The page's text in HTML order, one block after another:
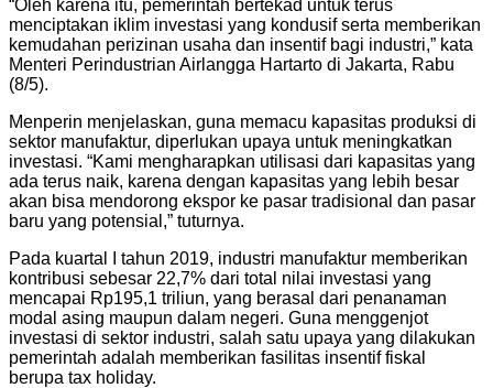
“Oleh karena itu, pemerintah bertekad untuk terus
menciptakan iklim investasi yang kondusif serta memberikan
kemudahan perizinan usaha dan insentif bagi industri,” kata
Menteri Perindustrian Airlangga Hartarto di Jakarta, Rabu
(8/5).
Menperin menjelaskan, guna memacu kapasitas produksi di
sektor manufaktur, diperlukan upaya untuk meningkatkan
investasi. “Kami mengharapkan utilisasi dari kapasitas yang
ada terus naik, karena dengan kapasitas yang lebih besar
akan bisa mendorong ekspor ke pasar tradisional dan pasar
baru yang potensial,” tuturnya.
Pada kuartal I tahun 2019, industri manufaktur memberikan
kontribusi sebesar 22,7% dari total nilai investasi yang
mencapai Rp195,1 triliun, yang berasal dari penanaman
modal asing maupun dalam negeri. Guna menggenjot
investasi di sektor industri, salah satu upaya yang dilakukan
pemerintah adalah memberikan fasilitas insentif fiskal
berupa tax holiday.